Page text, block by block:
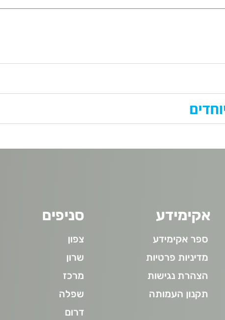
אקימידע
ספר אקימידע
מדיניות פרטיות
הצהרת נגישות
תקנון העמותה
סניפים
צפון
שרון
מרכז
שפלה
דרום